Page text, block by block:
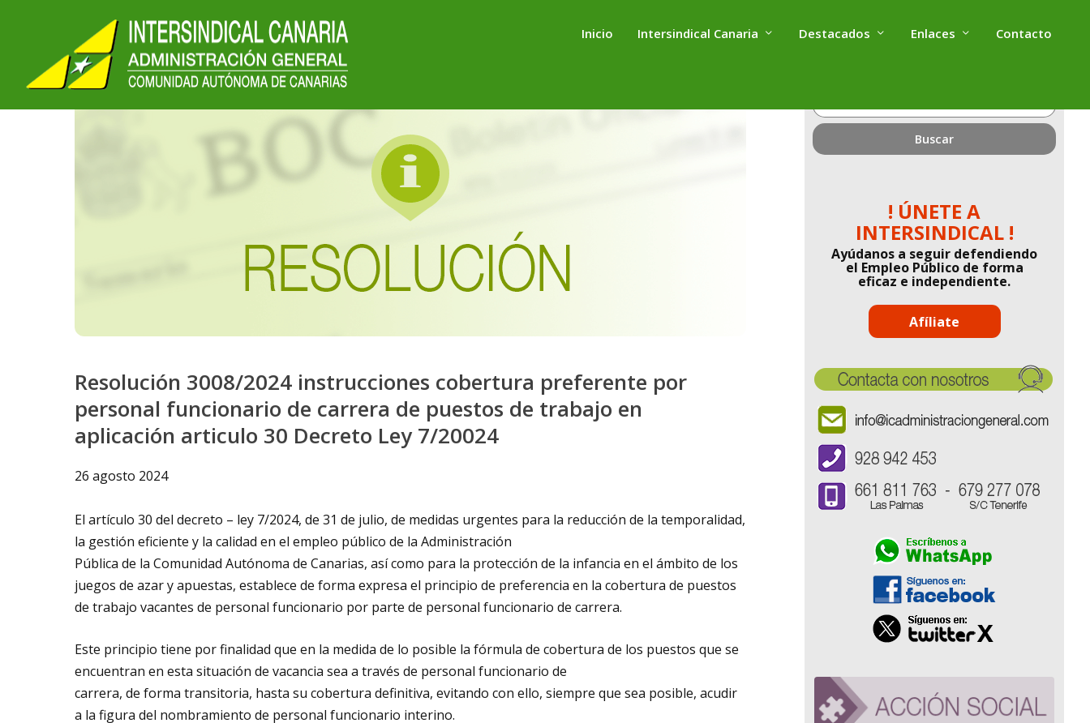
Inicio Intersindical Canaria Destacados Enlaces Contacto
Resolución 3008/2024 instrucciones cobertura preferente por
personal funcionario de carrera de puestos de trabajo en
aplicación articulo 30 Decreto Ley 7/20024
26 agosto 2024
El artículo 30 del decreto – ley 7/2024, de 31 de julio, de medidas urgentes para la reducción de la temporalidad,
la gestión eficiente y la calidad en el empleo público de la Administración
Pública de la Comunidad Autónoma de Canarias, así como para la protección de la infancia en el ámbito de los
juegos de azar y apuestas, establece de forma expresa el principio de preferencia en la cobertura de puestos
de trabajo vacantes de personal funcionario por parte de personal funcionario de carrera.
Este principio tiene por finalidad que en la medida de lo posible la fórmula de cobertura de los puestos que se
encuentran en esta situación de vacancia sea a través de personal funcionario de
carrera, de forma transitoria, hasta su cobertura definitiva, evitando con ello, siempre que sea posible, acudir
a la figura del nombramiento de personal funcionario interino.
estás
buscando?
! ÚNETE A
INTERSINDICAL !
Ayúdanos a seguir defendiendo
el Empleo Público de forma
eficaz e independiente.
Afíliate